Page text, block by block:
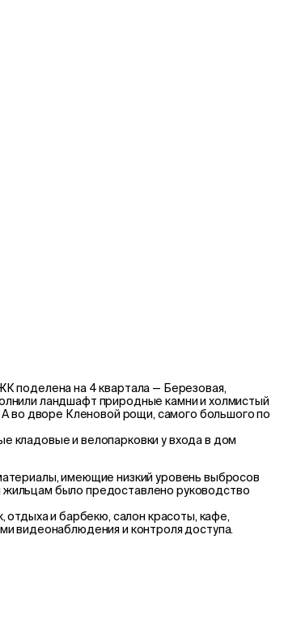
поделена на 4 квартала — Березовая,
ландшафт природные камни и холмистый
во дворе Кленовой рощи, самого большого по
кладовые и велопарковки у входа в дом
имеющие низкий уровень выбросов
было предоставлено руководство
отдыха и барбекю, салон красоты, кафе,
видеонаблюдения и контроля доступа.